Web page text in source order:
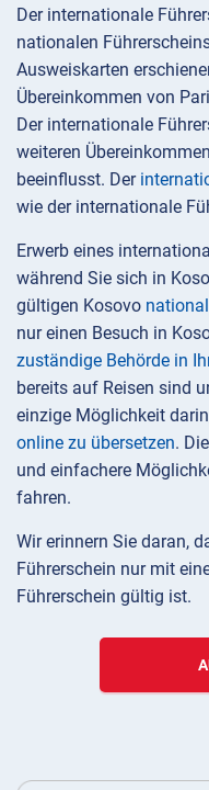
Der internationale
nationalen
Ausweiskarten
Übereinkommen von
Der internationale
weiteren
beeinflusst. Der
wie der internationale
Erwerb eines
während Sie sich in
gültigen Kosovo
nur einen Besuch in
zuständige Behörde in
bereits auf Reisen sind
einzige Möglichkeit
online zu übersetzen.
und einfachere
fahren.
Wir erinnern Sie daran,
Führerschein nur mit
Führerschein gültig ist.